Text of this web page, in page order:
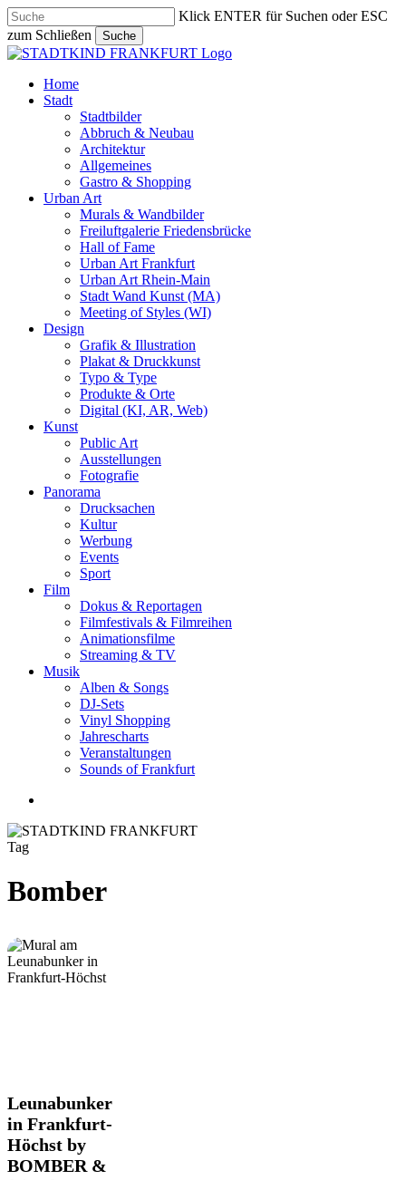
Skip
to
main
content
Klick ENTER für Suchen oder ESC
zum Schließen
Suche
Close
search
Menu
Home
Stadt
Stadtbilder
Abbruch & Neubau
Architektur
Allgemeines
Gastro & Shopping
Urban Art
Murals & Wandbilder
Freiluftgalerie Friedensbrücke
Hall of Fame
Urban Art Frankfurt
Urban Art Rhein-Main
Stadt Wand Kunst (MA)
Meeting of Styles (WI)
Design
Grafik & Illustration
Plakat & Druckkunst
Typo & Type
Produkte & Orte
Digital (KI, AR, Web)
Kunst
Public Art
Ausstellungen
Fotografie
Panorama
Drucksachen
Kultur
Werbung
Events
Sport
Film
Dokus & Reportagen
Filmfestivals & Filmreihen
Animationsfilme
Streaming & TV
Musik
Alben & Songs
DJ-Sets
Vinyl Shopping
Jahrescharts
Veranstaltungen
Sounds of Frankfurt
Tag
Bomber
Leunabunker
in
Frankfurt-
Höchst
by
Leunabunker
in Frankfurt-
Höchst by
BOMBER &